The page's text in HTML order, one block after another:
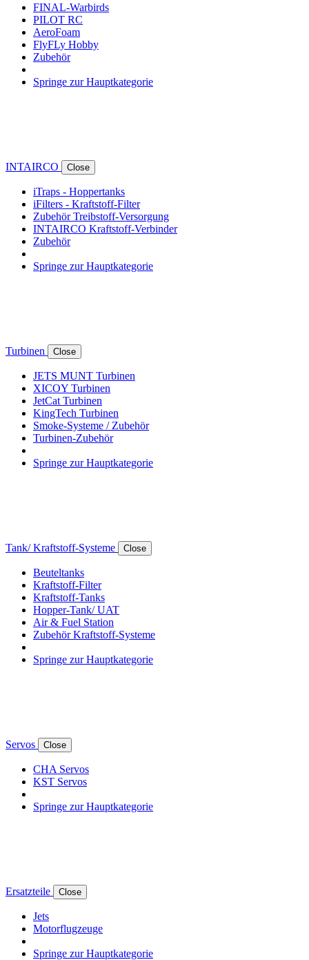
FINAL-Warbirds
PILOT RC
AeroFoam
FlyFLy Hobby
Zubehör
Springe zur Hauptkategorie
INTAIRCO Close
iTraps - Hoppertanks
iFilters - Kraftstoff-Filter
Zubehör Treibstoff-Versorgung
INTAIRCO Kraftstoff-Verbinder
Zubehör
Springe zur Hauptkategorie
Turbinen Close
JETS MUNT Turbinen
XICOY Turbinen
JetCat Turbinen
KingTech Turbinen
Smoke-Systeme / Zubehör
Turbinen-Zubehör
Springe zur Hauptkategorie
Tank/ Kraftstoff-Systeme Close
Beuteltanks
Kraftstoff-Filter
Kraftstoff-Tanks
Hopper-Tank/ UAT
Air & Fuel Station
Zubehör Kraftstoff-Systeme
Springe zur Hauptkategorie
Servos Close
CHA Servos
KST Servos
Springe zur Hauptkategorie
Ersatzteile Close
Jets
Motorflugzeuge
Springe zur Hauptkategorie